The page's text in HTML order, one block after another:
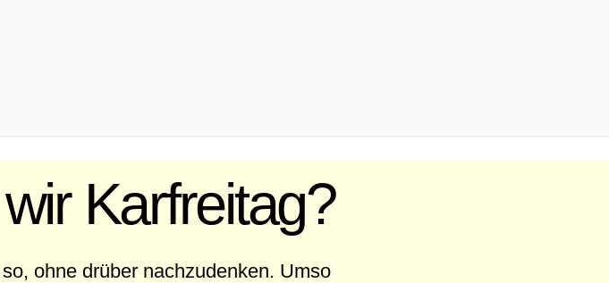
Karfreitag?
ohne drüber nachzudenken. Umso